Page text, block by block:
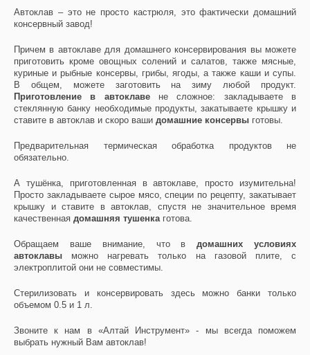
Автоклав – это не просто кастрюля, это фактически домашний
консервный завод!
Причем в автоклаве для домашнего консервирования вы можете
приготовить кроме овощных солений и салатов, также мясные,
куриные и рыбные консервы, грибы, ягоды, а также каши и супы.
В общем, можете заготовить на зиму любой продукт.
Приготовление в автоклавене сложное: закладываете в
стеклянную банку необходимые продукты, закатываете крышку и
ставите в автоклав и скоро ваши домашние консервы готовы.
Предварительная термическая обработка продуктов не
обязательно.
А тушёнка, приготовленная в автоклаве, просто изумительна!
Просто закладываете сырое мясо, специи по рецепту, закатывает
крышку и ставите в автоклав, спустя не значительное время
качественная домашняя тушенка готова.
Обращаем ваше внимание, что вдомашних условиях
автоклавы можно нагревать только на газовой плите, с
электроплитой они не совместимы.
Стерилизовать и консервировать здесь можно банки только
объемом 0.5 и 1 л.
Звоните к нам в «Алтай Инструмент» - мы всегда поможем
выбрать нужный Вам автоклав!